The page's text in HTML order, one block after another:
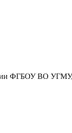
ФГБОУ ВО УГМУ,